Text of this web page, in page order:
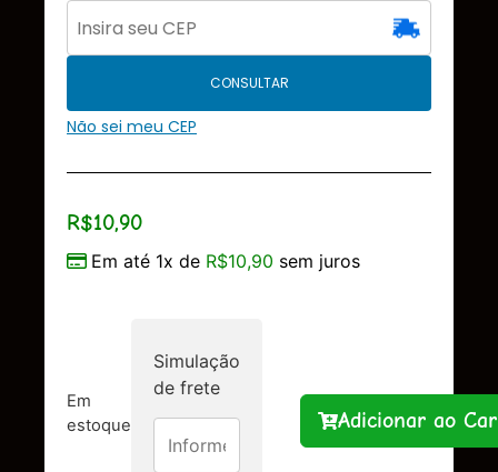
CONSULTAR
Não sei meu CEP
R$10,90
Em até 1x de R$10,90 sem juros
Em
estoque
Simulação
de frete
Adicionar ao